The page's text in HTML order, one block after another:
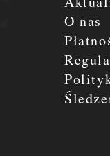
O nas